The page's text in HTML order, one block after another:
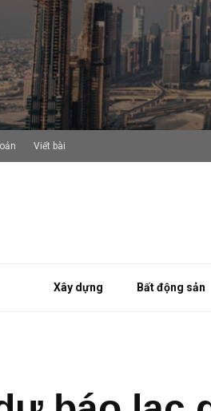
Xây dựng Bất động sản
Viết bài